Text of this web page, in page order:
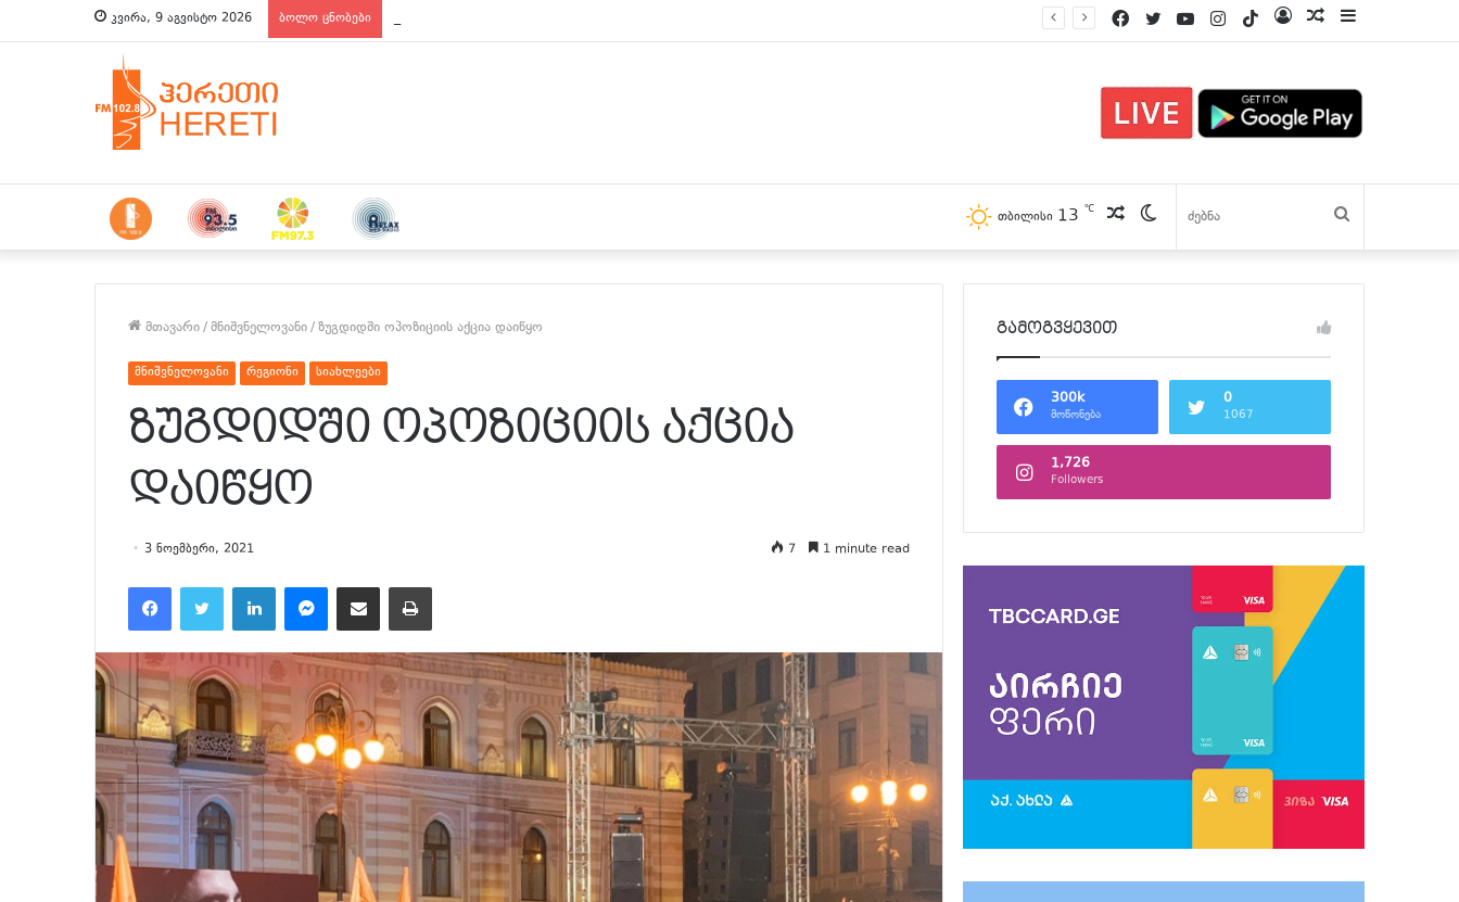
კვირა, 9 აგვისტო 2026 ბოლო ცნობები პოსტები
Log
TikTok
Instagram
YouTube
Twitter
Facebook
Switch
skin
პოსტები
თბილისი 13 ℃
მთავარი/მნიშვნელოვანი/ზუგდიდში ოპოზიციის აქცია დაიწყო
მნიშვნელოვანი რეგიონი სიახლეები
ზუგდიდში ოპოზიციის აქცია
დაიწყო
3 ნოემბერი, 2021 7 1 minute read
გამოგვყევით
300k
მოწონება
0
1067
1,726
Followers